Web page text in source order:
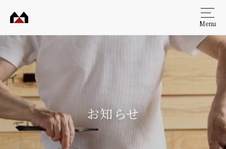
工務
Menu
お知らせ